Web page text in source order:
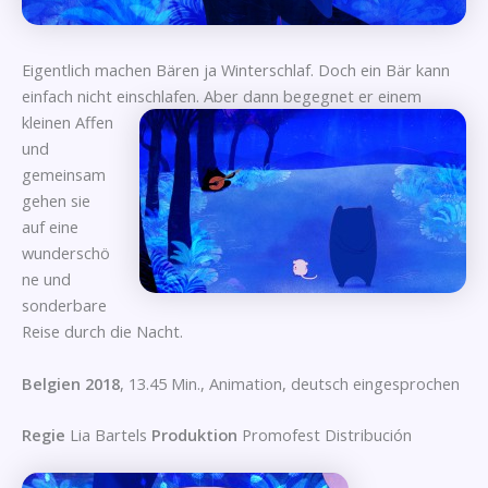
Eigentlich machen Bären ja Winterschlaf. Doch ein Bär kann
einfach nicht einschlafen. Aber dann begegnet er einem
kleinen Affen
und
gemeinsam
gehen sie
auf eine
wunderschö
ne und
sonderbare
Reise durch die Nacht.
Belgien 2018, 13.45 Min., Animation, deutsch eingesprochen
Regie Lia Bartels Produktion Promofest Distribución